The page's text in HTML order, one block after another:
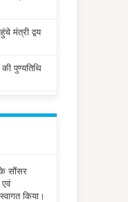
मंत्री द्वय
पुण्यतिथि
के सौंसर
एवं
किया।